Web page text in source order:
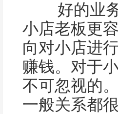
好的业务
小店老板更
向对小店进
赚钱。对于
不可忽视的
一般关系都